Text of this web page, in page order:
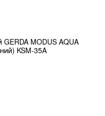
GERDA MODUS AQUA
KSM-35A